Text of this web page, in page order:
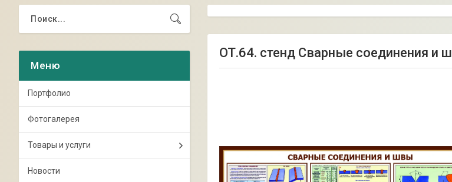
ОТ.64. стенд Сварные соединения и
Портфолио
Фотогалерея
Товары и услуги
Новости